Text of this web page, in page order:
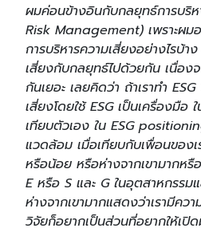
ผมค่อนข้างอินกับกลยุทธ์การบริ
Risk Management) เพราะผม
การบริหารความเสี่ยงอย่างไรบ้า
เสี่ยงกับกลยุทธ์ไปด้วยกัน เนื่อง
กันเยอะ เลยคิดว่า ถ้าเราทำ
เสี่ยงโดยใช้ ESG เป็นเครื่องมือ
เทียบตัวเอง ใน ESG
แวดล้อม เมื่อเทียบกับเพื่อนของ
หรือน้อย หรือห่างจากเขามากห
E หรือ S และ G ในอุตสาหกรรม
ห่างจากเขามากแสดงว่าเรามีคว
วิจัยก็อยากเป็นส่วนที่อยากให้เปิ